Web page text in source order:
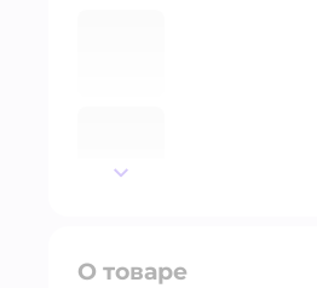
далее
О товаре